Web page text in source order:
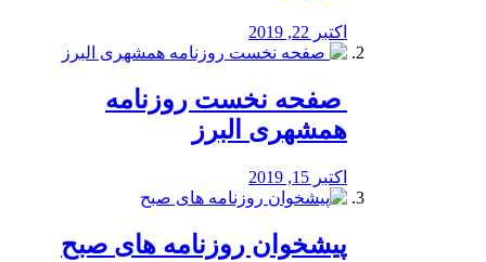
اکتبر 22, 2019
️ صفحه نخست روزنامه‌
همشهری البرز
اکتبر 15, 2019
پیشخوان روزنامه های صبح